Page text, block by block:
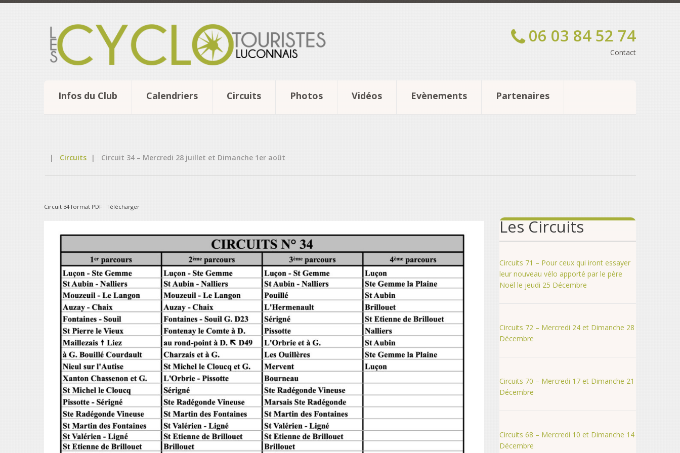
06 03 84 52 74
Contact
Infos du Club Calendriers Circuits Photos Vidéos Evènements Partenaires
| Circuits | Circuit 34 – Mercredi 28 juillet et Dimanche 1er août
Circuit 34 format PDF Télécharger
Les Circuits
Circuits 71 – Pour ceux qui iront essayer
leur nouveau vélo apporté par le père
Noël le jeudi 25 Décembre
Circuits 72 – Mercredi 24 et Dimanche 28
Décembre
Circuits 70 – Mercredi 17 et Dimanche 21
Décembre
Circuits 68 – Mercredi 10 et Dimanche 14
Décembre